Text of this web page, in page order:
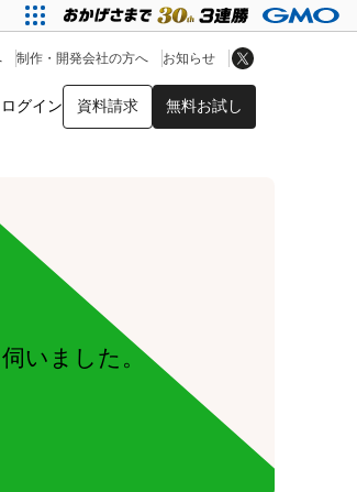
ログイン 資料請求 無料お試し
制作・開発会社の方へ お知らせ
リストア
いました。